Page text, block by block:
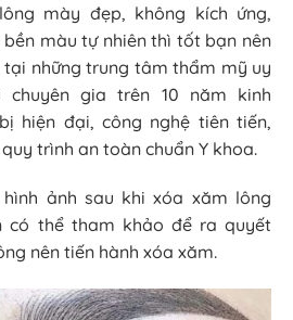
mày đẹp, không kích ứng,
màu tự nhiên thì tốt bạn nên
tại những trung tâm thẩm mỹ uy
gia trên 10 năm kinh
hiện đại, công nghệ tiên tiến,
trình an toàn chuẩn Y khoa.
ảnh sau khi xóa xăm lông
có thể tham khảo để ra quyết
nên tiến hành xóa xăm.